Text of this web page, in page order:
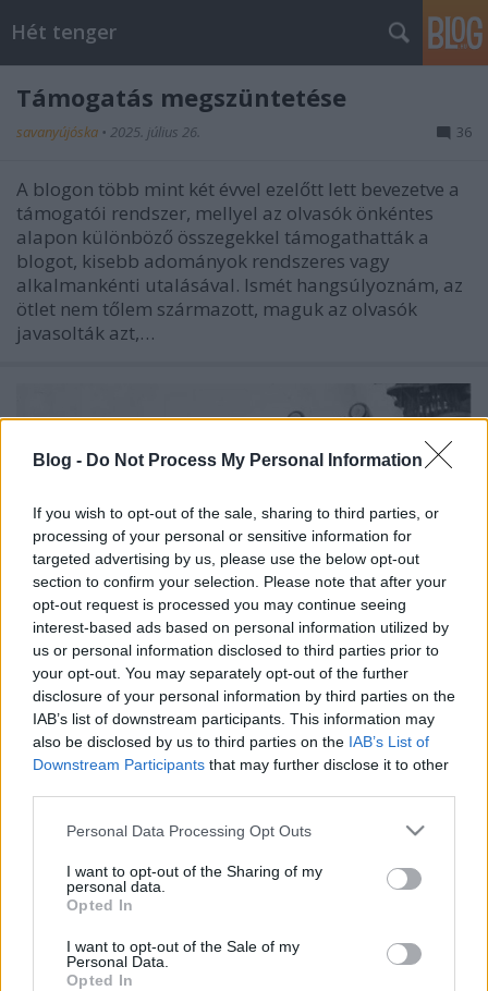
Blog - Do Not Process My Personal Information
If you wish to opt-out of the sale, sharing to third parties, or
processing of your personal or sensitive information for
targeted advertising by us, please use the below opt-out
section to confirm your selection. Please note that after your
opt-out request is processed you may continue seeing
interest-based ads based on personal information utilized by
us or personal information disclosed to third parties prior to
your opt-out. You may separately opt-out of the further
disclosure of your personal information by third parties on the
IAB’s list of downstream participants. This information may
also be disclosed by us to third parties on the IAB’s List of
Downstream Participants that may further disclose it to other
Please note that this website/app uses one or more Google
not limited to your visit or usage behaviour. You may click to
grant or deny consent to Google and its third-party tags to
use your data for below specified purposes in below Google
consent section.
Personal Data Processing Opt Outs
I want to opt-out of the Sharing of my
personal data.
Opted In
I want to opt-out of the Sale of my
Personal Data.
Opted In
Hét tenger
Támogatás megszüntetése
savanyújóska • 2025. július 26. 36
A blogon több mint két évvel ezelőtt lett bevezetve a
támogatói rendszer, mellyel az olvasók önkéntes
alapon különböző összegekkel támogathatták a
blogot, kisebb adományok rendszeres vagy
alkalmankénti utalásával. Ismét hangsúlyoznám, az
ötlet nem tőlem származott, maguk az olvasók
javasolták azt,…
A Big Five csatahajói 04.
A Big Five
A Tennessee osztály története hivatalosan 1915
március harmadikán kezdődött, amikor a
Kongresszus két új, első osztályú csatahajót rendelt
meg a haditengerészet részére. A tervezés, illetve az
új hajók paraméterein és költségein való vitatkozás
persze már korábban elkezdődött. A flotta ezúttal